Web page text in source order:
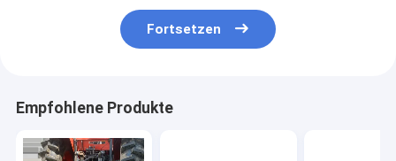
Fortsetzen
Empfohlene Produkte